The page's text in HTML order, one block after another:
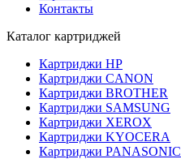
Контакты
Каталог картриджей
Картриджи HP
Картриджи CANON
Картриджи BROTHER
Картриджи SAMSUNG
Картриджи XEROX
Картриджи KYOCERA
Картриджи PANASONIC